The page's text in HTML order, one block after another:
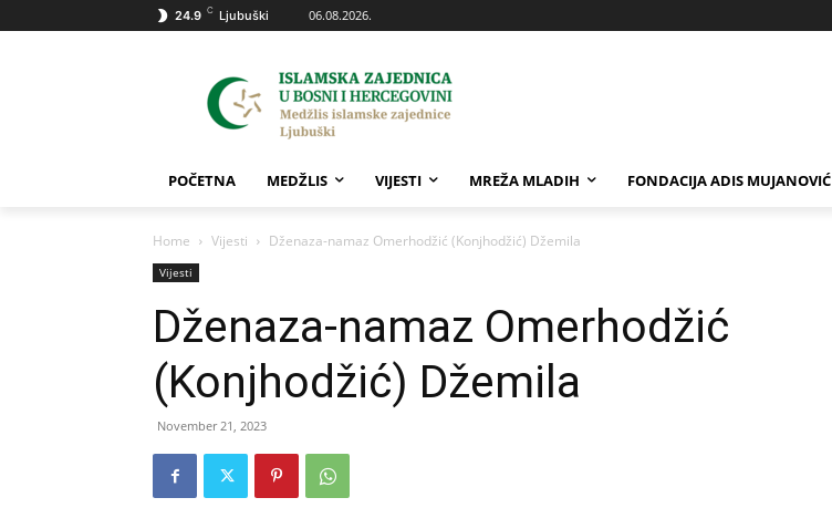
24.9 C Ljubuški 06.08.2026.
POČETNA MEDŽLIS VIJESTI MREŽA MLADIH FONDACIJA ADIS MUJANOVIĆ
Home Vijesti Dženaza-namaz Omerhodžić (Konjhodžić) Džemila
Vijesti
Dženaza-namaz Omerhodžić
(Konjhodžić) Džemila
November 21, 2023